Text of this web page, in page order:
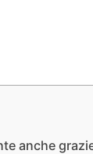
anche